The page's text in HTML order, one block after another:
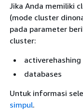
Jika Anda memiliki
(mode cluster
pada parameter
cluster:
activerehashing
databases
Untuk informasi
simpul.